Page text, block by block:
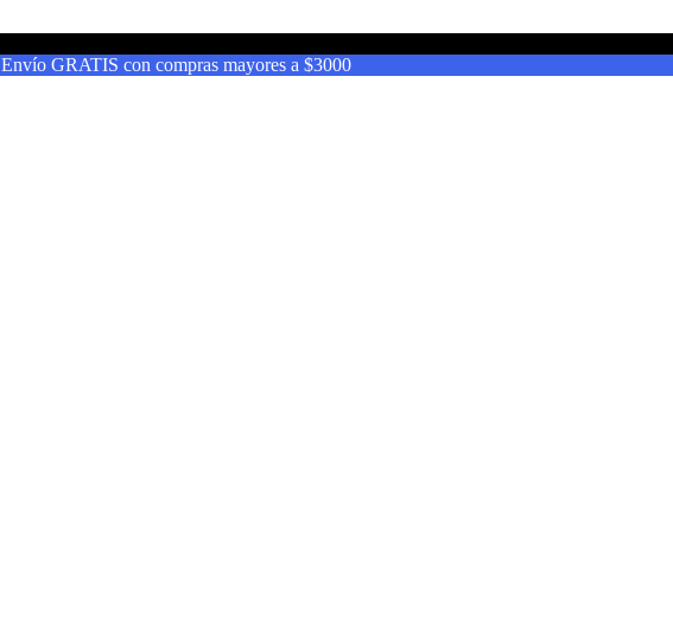
Envío GRATIS con compras mayores a $3000